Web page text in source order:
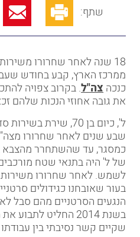
שתף:
18 שנה לאחר שחרורו
ממרכז הארץ, קבע בחודש
כנכהצה"ל. בקרוב צפויה
את גובה אחוזי הנכות שלהם
שבע שנים לאחר שחרורו
של ל' היה בתנאי שטח
לשמש. לאחר שחרורו
בעור שאובחנו כגידולים
הנגעים הסרטניים מהם סבל
בשנת 2014 החליט
שקיים קשר נסיבתי בין